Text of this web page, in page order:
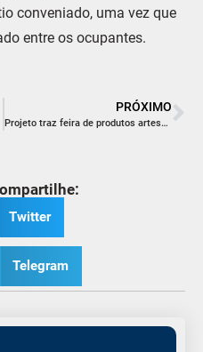
conveniado, uma vez que
entre os ocupantes.
PRÓXIMO
Projeto traz feira de produtos artesanais e gastronomia a Criciúma
Twitter
Telegram